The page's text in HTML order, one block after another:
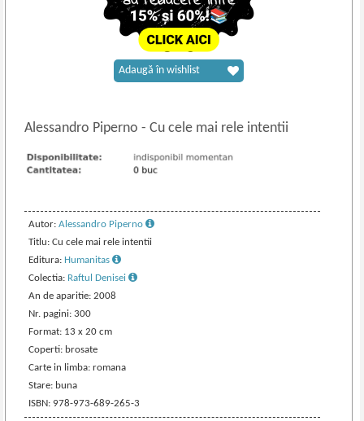
Alessandro Piperno- Cu cele mai rele intentii
Autor:Alessandro Piperno
Titlu: Cu cele mai rele intentii
Editura: Humanitas
Colectia: Raftul Denisei
An de aparitie: 2008
Nr. pagini: 300
Format: 13 x 20 cm
Coperti: brosate
Carte in limba: romana
Stare: buna
ISBN: 978-973-689-265-3
Adaugă în wishlist